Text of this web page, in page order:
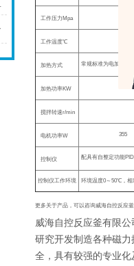
之一
工作压力 Mpa
工作温度℃
加热方式 常规标准为电加热，
加热功率KW
搅拌转速r/min
电机功率W 355
控制仪 配具有自整定功能PID
控制仪工作环境 环境温度0 ～50℃ ，
更多关于产品，可以咨询威海自控反应
威海自控反应釜有限
研究开发制造各种磁
全，具有较强的专业